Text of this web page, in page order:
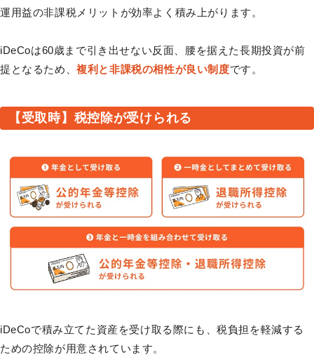
運用益の非課税メリットが効率よく積み上がります。
iDeCoは60歳まで引き出せない反面、腰を据えた長期投資が前
提となるため、複利と非課税の相性が良い制度です。
【受取時】税控除が受けられる
iDeCoで積み立てた資産を受け取る際にも、税負担を軽減する
ための控除が用意されています。